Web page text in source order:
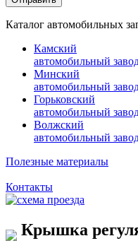
Каталог автомобильных
Камский
автомобильный
Минский
автомобильный
Горьковский
автомобильный
Волжский
автомобильный
Полезные материалы
Контакты
Крышка